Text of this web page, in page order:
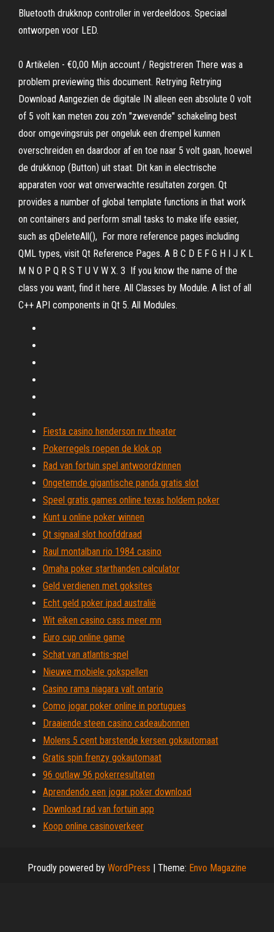
Bluetooth drukknop controller in verdeeldoos. Speciaal
ontworpen voor LED.
0 Artikelen - €0,00 Mijn account / Registreren There was a
problem previewing this document. Retrying Retrying
Download Aangezien de digitale IN alleen een absolute 0 volt
of 5 volt kan meten zou zo'n "zwevende" schakeling best
door omgevingsruis per ongeluk een drempel kunnen
overschreiden en daardoor af en toe naar 5 volt gaan, hoewel
de drukknop (Button) uit staat. Dit kan in electrische
apparaten voor wat onverwachte resultaten zorgen. Qt
provides a number of global template functions in that work
on containers and perform small tasks to make life easier,
such as qDeleteAll(), For more reference pages including
QML types, visit Qt Reference Pages. A B C D E F G H I J K L
M N O P Q R S T U V W X. 3 If you know the name of the
class you want, find it here. All Classes by Module. A list of all
C++ API components in Qt 5. All Modules.
Fiesta casino henderson nv theater
Pokerregels roepen de klok op
Rad van fortuin spel antwoordzinnen
Ongetemde gigantische panda gratis slot
Speel gratis games online texas holdem poker
Kunt u online poker winnen
Qt signaal slot hoofddraad
Raul montalban rio 1984 casino
Omaha poker starthanden calculator
Geld verdienen met goksites
Echt geld poker ipad australië
Wit eiken casino cass meer mn
Euro cup online game
Schat van atlantis-spel
Nieuwe mobiele gokspellen
Casino rama niagara valt ontario
Como jogar poker online in portugues
Draaiende steen casino cadeaubonnen
Molens 5 cent barstende kersen gokautomaat
Gratis spin frenzy gokautomaat
96 outlaw 96 pokerresultaten
Aprendendo een jogar poker download
Download rad van fortuin app
Koop online casinoverkeer
Proudly powered by WordPress | Theme: Envo Magazine